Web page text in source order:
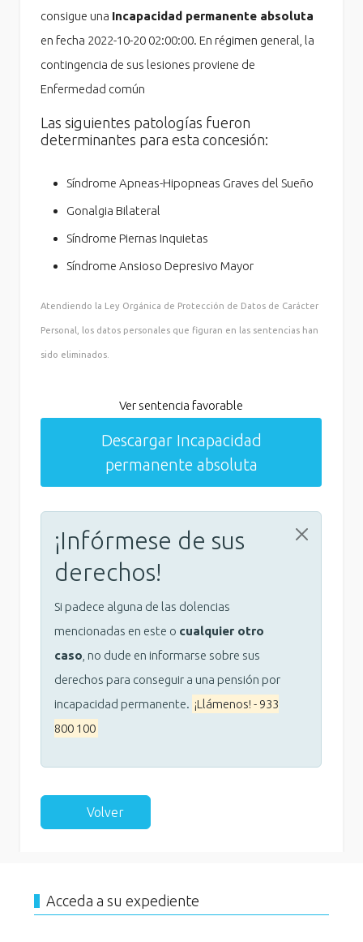
consigue una Incapacidad permanente absoluta
en fecha 2022-10-20 02:00:00. En régimen general, la
contingencia de sus lesiones proviene de
Enfermedad común
Las siguientes patologías fueron
determinantes para esta concesión:
Síndrome Apneas-Hipopneas Graves del Sueño
Gonalgia Bilateral
Síndrome Piernas Inquietas
Síndrome Ansioso Depresivo Mayor
Atendiendo la Ley Orgánica de Protección de Datos de Carácter
Personal, los datos personales que figuran en las sentencias han
sido eliminados.
Ver sentencia favorable
Descargar Incapacidad
permanente absoluta
¡Infórmese de sus
derechos!
Si padece alguna de las dolencias
mencionadas en este o cualquier otro
caso , no dude en informarse sobre sus
derechos para conseguir a una pensión por
incapacidad permanente. ¡Llámenos! - 933
800 100
Volver
Acceda a su expediente